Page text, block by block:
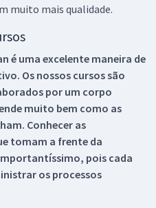
muito mais qualidade.
é uma excelente maneira de
Os nossos cursos são
por um corpo
muito bem como as
Conhecer as
tomam a frente da
pois cada
os processos